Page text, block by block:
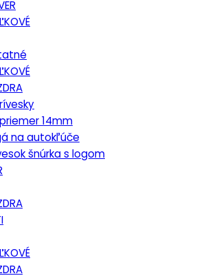
14mm
na autokľúče
šnúrka s logom